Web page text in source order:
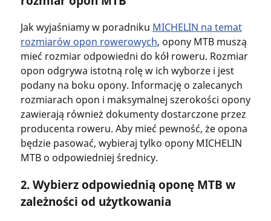
Jak wyjaśniamy w poradniku MICHELIN na temat
rozmiarów opon rowerowych, opony MTB muszą
mieć rozmiar odpowiedni do kół roweru. Rozmiar
opon odgrywa istotną rolę w ich wyborze i jest
podany na boku opony. Informację o zalecanych
rozmiarach opon i maksymalnej szerokości opony
zawierają również dokumenty dostarczone przez
producenta roweru. Aby mieć pewność, że opona
będzie pasować, wybieraj tylko opony MICHELIN
MTB o odpowiedniej średnicy.
2. Wybierz odpowiednią oponę MTB w
zależności od użytkowania